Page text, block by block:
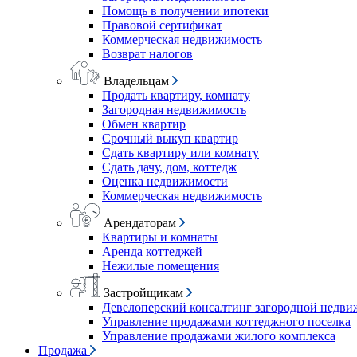
Помощь в получении ипотеки
Правовой сертификат
Коммерческая недвижимость
Возврат налогов
Владельцам
Продать квартиру, комнату
Загородная недвижимость
Обмен квартир
Срочный выкуп квартир
Сдать квартиру или комнату
Сдать дачу, дом, коттедж
Оценка недвижимости
Коммерческая недвижимость
Арендаторам
Квартиры и комнаты
Аренда коттеджей
Нежилые помещения
Застройщикам
Девелоперский консалтинг загородной
Управление продажами коттеджного поселка
Управление продажами жилого комплекса
Продажа